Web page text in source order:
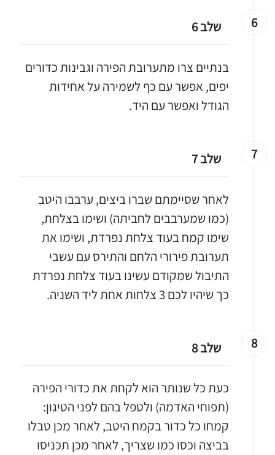
אותי באינסטגרם
הכנתם מתכון שלי? חפשו "Shahar_Hen_Hayokra" באינסטגרם עקבו אחריי עוד היום ותעלו את המתכון שהכנתם לסטורי ואני 6 שלב 6
בנתיים צרו מתערובת הפירה וגבינות כדורים
יפים, אפשר עם כף לשמירה על אחידות
הגודל ואפשר עם היד.
7 שלב 7
לאחר שסיימתם שברו ביצים, ערבבו היטב
(כמו שמערבבים לחביתה) ושימו בצלחת,
שימו קמח בעוד צלחת נפרדת, ושימו את
תערובת פירורי הלחם והתירס עם עשבי
התיבול שמקודם עשינו בעוד צלחת נפרדת
כך שיהיו לכם 3 צלחות אחת ליד השניה.
8 שלב 8
כעת כל שנותר הוא לקחת את כדורי הפירה
(תפוחי האדמה) ולטפל בהם לפני הטיגון:
קמחו כל כדור בקמח היטב, לאחר מכן טבלו
בביצה וכסו כמו שצריך, לאחר מכן תכניסו